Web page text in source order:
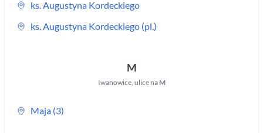
ks. Augustyna Kordeckiego
ks. Augustyna Kordeckiego (pl.)
M
Iwanowice, ulice na M
Maja (3)